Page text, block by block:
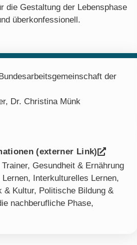
die Gestaltung der Lebensphase
überkonfessionell.
der
Dr. Christina Münk
(externer Link)
, Gesundheit & Ernährung
Lernen, Interkulturelles Lernen,
& Kultur, Politische Bildung &
nachberufliche Phase,